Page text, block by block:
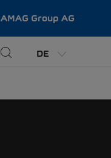
AMAG Group AG
DE